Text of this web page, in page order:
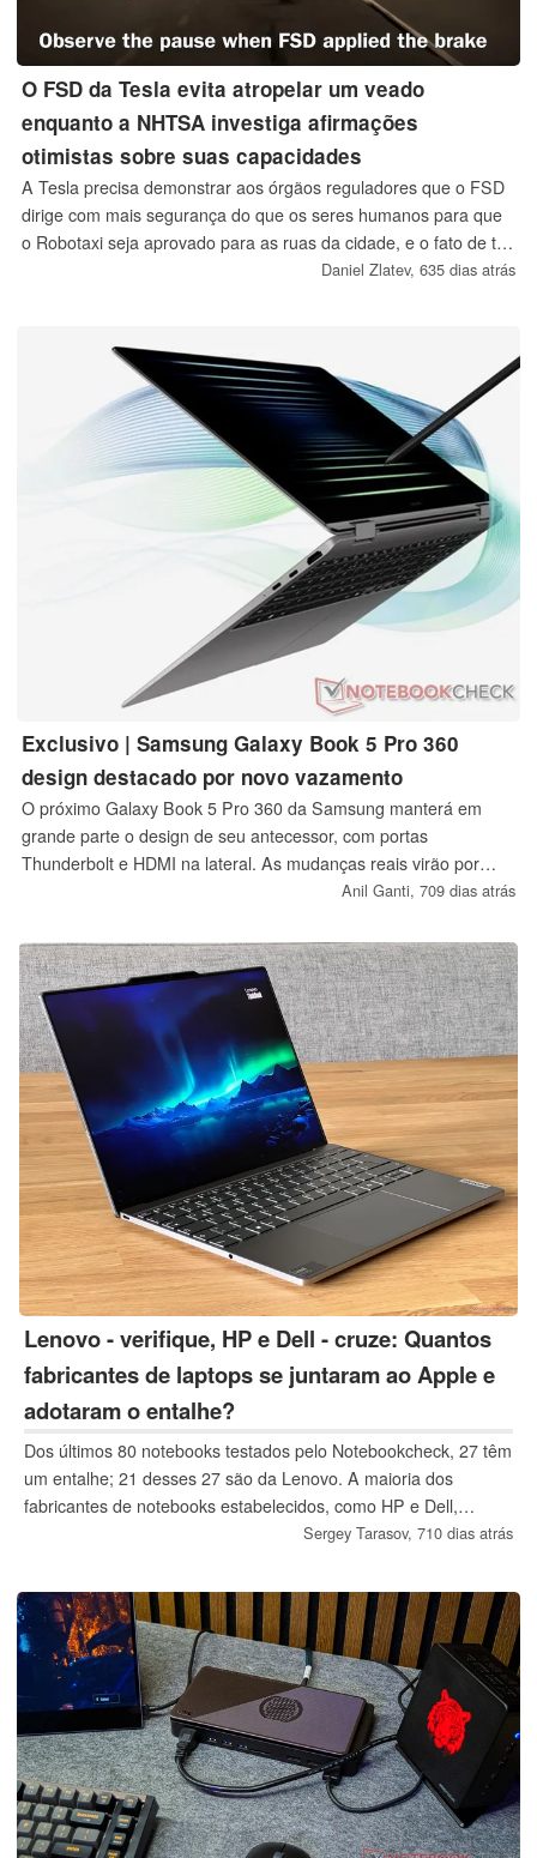
O FSD da Tesla evita atropelar um veado
enquanto a NHTSA investiga afirmações
otimistas sobre suas capacidades
A Tesla precisa demonstrar aos órgãos reguladores que o FSD
dirige com mais segurança do que os seres humanos para que
o Robotaxi seja aprovado para as ruas da cidade, e o fato de ter
evitado um acidente com um veado recentemente só aumenta
Daniel Zlatev, 635 dias atrás
Exclusivo | Samsung Galaxy Book 5 Pro 360
design destacado por novo vazamento
O próximo Galaxy Book 5 Pro 360 da Samsung manterá em
grande parte o design de seu antecessor, com portas
Thunderbolt e HDMI na lateral. As mudanças reais virão por
meio da CPU Lunar Lake, da memória LPDDR5 integrada e da
Anil Ganti, 709 dias atrás
Lenovo - verifique, HP e Dell - cruze: Quantos
fabricantes de laptops se juntaram ao Apple e
adotaram o entalhe?
Dos últimos 80 notebooks testados pelo Notebookcheck, 27 têm
um entalhe; 21 desses 27 são da Lenovo. A maioria dos
fabricantes de notebooks estabelecidos, como HP e Dell,
parece ter pouco entusiasmo por esse recurso de design visual
foi editado em resposta a comentários no Facebook.
Sergey Tarasov, 710 dias atrás